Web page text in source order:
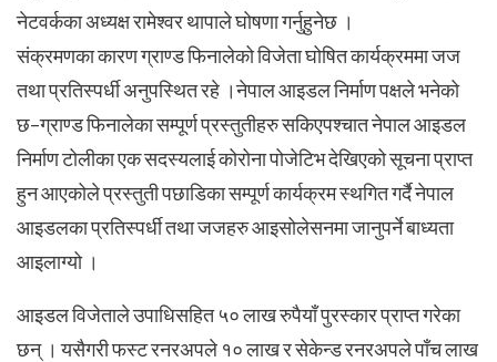
नेटवर्कका अध्यक्ष रामेश्वर थापाले घोषणा गर्नुहुनेछ ।
संक्रमणका कारण ग्राण्ड फिनालेको विजेता घोषित कार्यक्रममा जज
तथा प्रतिस्पर्धी अनुपस्थित रहे ।नेपाल आइडल निर्माण पक्षले भनेको
छ–ग्राण्ड फिनालेका सम्पूर्ण प्रस्तुतीहरु सकिएपश्चात नेपाल आइडल
निर्माण टोलीका एक सदस्यलाई कोरोना पोजेटिभ देखिएको सूचना प्राप्त
हुन आएकोले प्रस्तुती पछाडिका सम्पूर्ण कार्यक्रम स्थगित गर्दै नेपाल
आइडलका प्रतिस्पर्धी तथा जजहरु आइसोलेसनमा जानुपर्ने बाध्यता
आइलाग्यो ।
आइडल विजेताले उपाधिसहित ५० लाख रुपैयाँ पुरस्कार प्राप्त गरेका
छन् । यसैगरी फस्ट रनरअपले १० लाख र सेकेन्ड रनरअपले पाँच लाख